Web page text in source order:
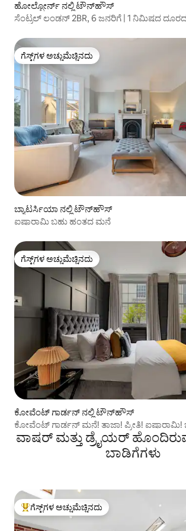
ಹೋಲ್ಬೋರ್ನ್ ನಲ್ಲಿ ಟೌನ್‌ಹೌಸ್
ಸೆಂಟ್ರಲ್ ಲಂಡನ್ 2BR, 6 ಜನರಿಗೆ | 1 ನಿಮಿಷದ
ಗೆಸ್ಟ್‌ಗಳ ಅಚ್ಚುಮೆಚ್ಚಿನದು
ಗೆಸ್ಟ್‌ಗಳ ಅಚ್ಚುಮೆಚ್ಚಿನದು
ಬ್ಯಾಟರ್ಸಿಯಾ ನಲ್ಲಿ ಟೌನ್‌ಹೌಸ್
ಐಷಾರಾಮಿ ಬಹು ಹಂತದ ಮನೆ
ಗೆಸ್ಟ್‌ಗಳ ಅಚ್ಚುಮೆಚ್ಚಿನದು
ಗೆಸ್ಟ್‌ಗಳ ಅಚ್ಚುಮೆಚ್ಚಿನದು
ಕೋವೆಂಟ್ ಗಾರ್ಡನ್ ನಲ್ಲಿ ಟೌನ್‌ಹೌಸ್
ಕೋವೆಂಟ್ ಗಾರ್ಡನ್ ಮನೆ! ತಾಜಾ! ಪ್ರೀತಿ! ಐಷಾರಾಮಿ!
ವಾಷರ್ ಮತ್ತು ಡ್ರೈಯರ್
ಬಾಡಿಗೆಗಳು
ಗೆಸ್ಟ್‌ಗಳಿಗೆ ಅತಿ ಹೆಚ್ಚು ಅಚ್ಚುಮೆಚ್ಚಿನದು
ಗೆಸ್ಟ್‌ಗಳ ಅಚ್ಚುಮೆಚ್ಚಿನದು